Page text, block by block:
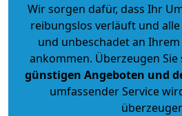
Wir sorgen dafür, dass Ihr
reibungslos verläuft und
und unbeschadet an
ankommen. Überzeugen Sie
günstigen Angeboten und
umfassender Service